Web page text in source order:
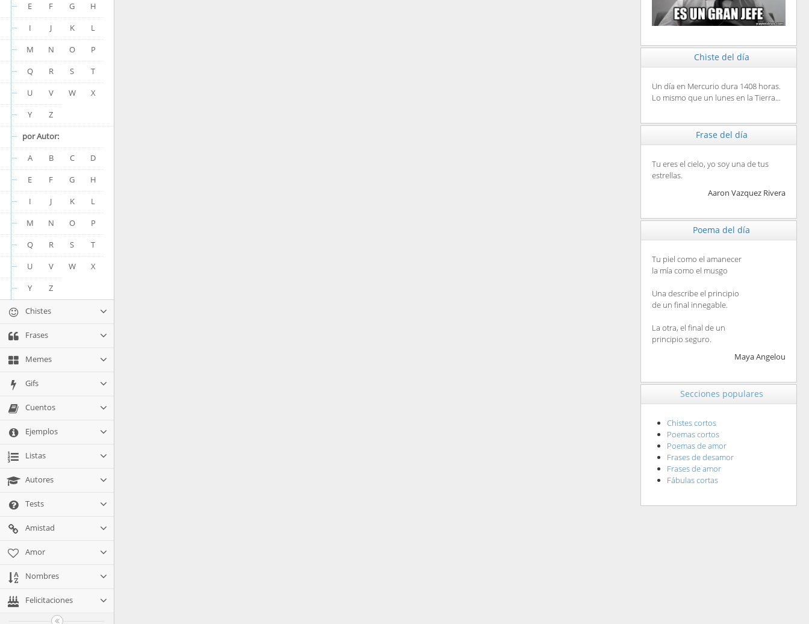
E
F G
H
I
J K
L
M
N O
P
Q
R S
T
U
V W
X
Y
Z
por Autor:
A
B C
D
E
F G
H
I
J K
L
M
N O
P
Q
R S
T
U
V W
X
Y
Z
Chistes
Frases
Memes
Gifs
Cuentos
Ejemplos
Listas
Autores
Tests
Amistad
Amor
Nombres
Felicitaciones
Chiste del día
Un día en Mercurio dura 1408 horas.
Lo mismo que un lunes en la Tierra...
Frase del día
Tu eres el cielo, yo soy una de tus
estrellas.
Aaron Vazquez Rivera
Poema del día
Tu piel como el amanecer
la mía como el musgo
Una describe el principio
de un final innegable.
La otra, el final de un
principio seguro.
Maya Angelou
Secciones populares
Chistes cortos
Poemas cortos
Poemas de amor
Frases de desamor
Frases de amor
Fábulas cortas